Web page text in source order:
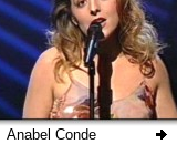
Anabel Conde